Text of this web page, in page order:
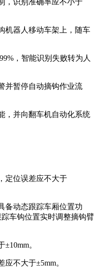
，识别准确率应不小于
机器人移动车架上，随车
，智能识别失败转为人
并暂停自动摘钩作业流
，并向翻车机自动化系统
定位误差应不大于
备动态跟踪车厢位置功
车钩位置实时调整摘钩臂
。
不大于±5mm。